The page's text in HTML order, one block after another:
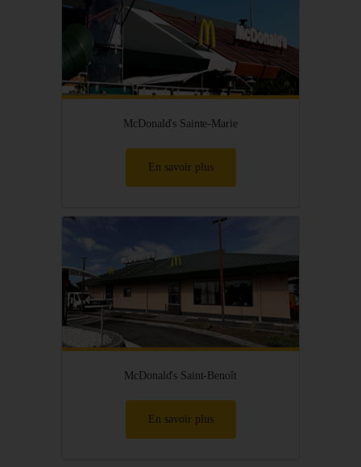
McDonald's Sainte-Marie
En savoir plus
McDonald's Saint-Benoît
En savoir plus